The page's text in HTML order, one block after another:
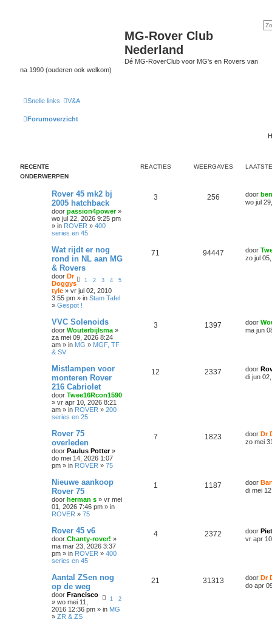
MG-Rover Club
Nederland
Dé MG-RoverClub voor MG's en Rovers van
na 1990 (ouderen ook welkom)
Snelle links V&A
Forumoverzicht
RECENTE
ONDERWERPEN
REACTIES WEERGAVES
Rover 45 mk2 bj
2005 hatchback
door passion4power»
wo jul 22, 2026 9:25 pm
» in ROVER » 400
series en 45
3 256 door
wo jul
Wat rijdt er nog
rond in NL aan MG
& Rovers
1 2 3 4 5
door Dr
Doggys
tyle » vr jul 02, 2010
3:55 pm » in Stam Tafel
» Gespot !
71 94447 door
zo jul
VVC Solenoids
door Wouterbijlsma »
za mei 09, 2026 8:24
am » in MG » MGF, TF
& SV
3 1397 door
ma jun
Mistlampen voor
monteren Rover
216 Cabriolet
door Twee16Rcon1590
» vr apr 10, 2026 8:21
am » in ROVER » 200
series en 25
12 2337 door
di jun
Rover 75
overleden
door Paulus Potter»
do mei 14, 2026 1:07
pm » in ROVER » 75
7 1823 door Dr
zo mei
Nieuwe aankoop
Rover 75
door herman s » vr mei
01, 2026 7:46 pm » in
ROVER » 75
1 1187 door
di mei
Rover 45 v6
door Chanty-rover! »
ma mar 23, 2026 3:37
pm » in ROVER » 400
series en 45
4 2372 door
vr apr
Aantal ZSen nog
op de weg
1 2
door Francisco
» wo mei 11,
2016 12:36 pm » in MG
» ZR & ZS
21 31313 door Dr
do apr